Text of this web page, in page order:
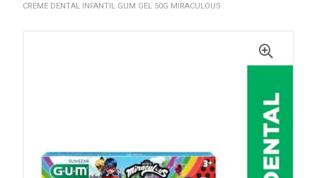
CREME DENTAL INFANTIL GUM GEL 50G MIRACULOUS